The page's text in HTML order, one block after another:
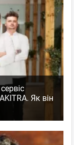
Як він